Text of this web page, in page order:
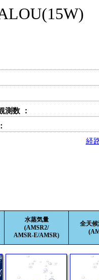
数 ：
経
水蒸気量
(AMSR2/
AMSR-E/AMSR)
全天